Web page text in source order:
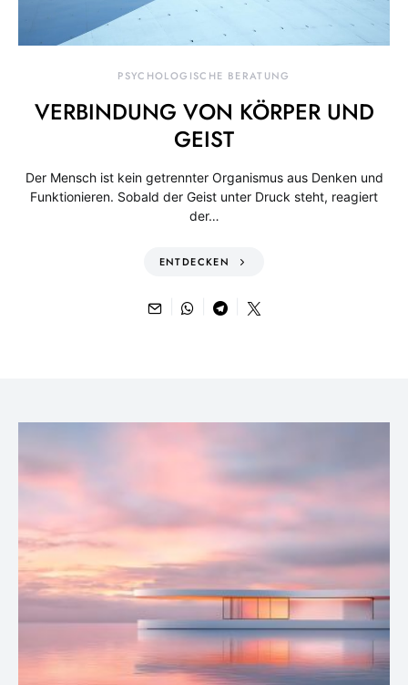
PSYCHOLOGISCHE BERATUNG
VERBINDUNG VON KÖRPER UND
GEIST
Der Mensch ist kein getrennter Organismus aus Denken und
Funktionieren. Sobald der Geist unter Druck steht, reagiert
der…
ENTDECKEN